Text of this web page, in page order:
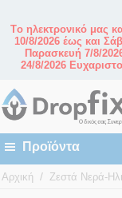
Tο ηλεκτρονικό μας
10/8/2026 έως και
Παρασκευή 7/8/
24/8/2026
Αρχική / Ζεστά Νερά-